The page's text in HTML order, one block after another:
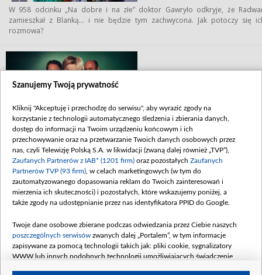
W 958 odcinku „Na dobre i na złe” doktor Gawryło odkryje, że
zamieszkał z Blanką… i nie będzie tym zachwycona. Jak potoczy się
rozmowa?
„Na dobre i na złe” przez całą dobę w TVP
VOD. Zobacz 500 pierwszych odcinków!
„NA DOBRE I NA ZŁE” W TVP VOD. 500 PIERWSZYCH ODCINKÓW W KANALE FAST
14 kwietnia w TVP VOD ruszył pierwszy spersonalizowany kanał typu
Jest on dedykowany serialowi „Na dobre i na złe” – jednemu z
hitów Telewizji Polskiej. To nie lada gratka dla fanów serii, którzy
VOD odcinków. Wspólnie przenieśmy się w czasie do początku serialu!
« 1 2 ... 275 »
Szanujemy Twoją prywatność
Kliknij "Akceptuję i przechodzę do serwisu", aby wyrazić zgody na
korzystanie z technologii automatycznego śledzenia i zbierania danych,
dostęp do informacji na Twoim urządzeniu końcowym i ich
przechowywanie oraz na przetwarzanie Twoich danych osobowych przez
nas, czyli Telewizję Polską S.A. w likwidacji (zwaną dalej również „TVP”),
Zaufanych Partnerów z IAB* (1201 firm) oraz pozostałych Zaufanych
Partnerów TVP (93 firm) , w celach marketingowych (w tym do
zautomatyzowanego dopasowania reklam do Twoich zainteresowań i
mierzenia ich skuteczności) i pozostałych, które wskazujemy poniżej, a
także zgody na udostępnianie przez nas identyfikatora PPID do Google.
Twoje dane osobowe zbierane podczas odwiedzania przez Ciebie naszych
poszczególnych serwisów zwanych dalej „Portalem”, w tym informacje
zapisywane za pomocą technologii takich jak: pliki cookie, sygnalizatory
WWW lub innych podobnych technologii umożliwiających świadczenie